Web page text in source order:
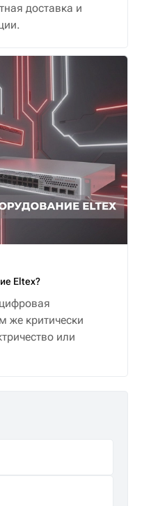
доставка и
Eltex?
же критически
или